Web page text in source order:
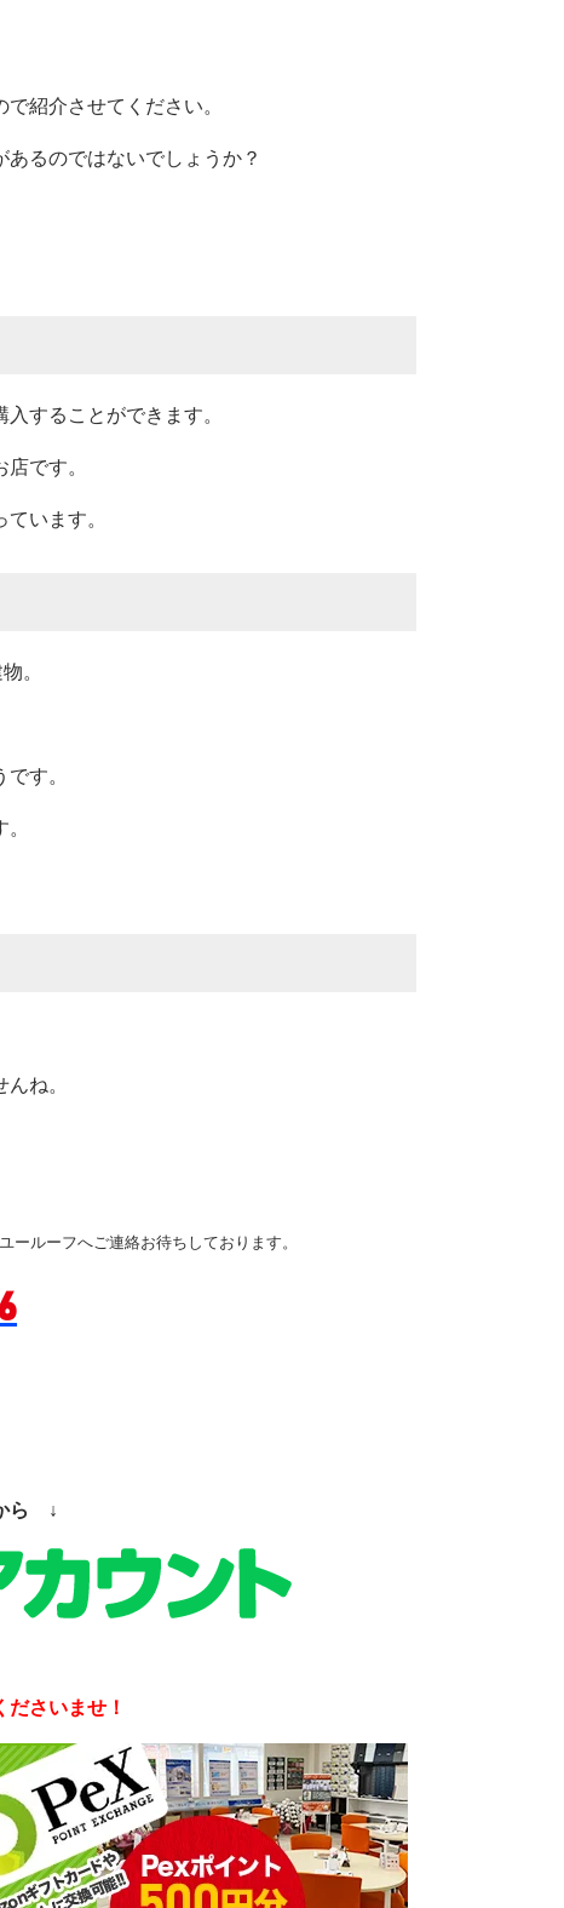
紹介させてください。
るのではないでしょうか？
することができます。
です。
います。
。
す。
ね。
ルーフへご連絡お待ちしております。
ら ↓
さいませ！